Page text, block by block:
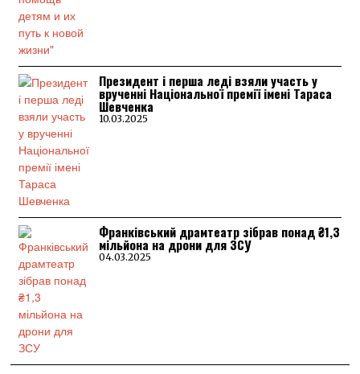
Президент і перша леді взяли участь у
врученні Національної премії імені Тараса
Шевченка
10.03.2025
Франківський драмтеатр зібрав понад ₴1,3
мільйона на дрони для ЗСУ
04.03.2025